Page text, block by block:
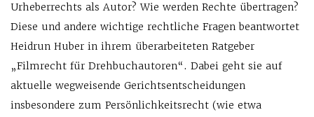
Urheberrechts als Autor? Wie werden Rechte übertragen?
Diese und andere wichtige rechtliche Fragen beantwortet
Heidrun Huber in ihrem überarbeiteten Ratgeber
„Filmrecht für Drehbuchautoren“. Dabei geht sie auf
aktuelle wegweisende Gerichtsentscheidungen
insbesondere zum Persönlichkeitsrecht (wie etwa